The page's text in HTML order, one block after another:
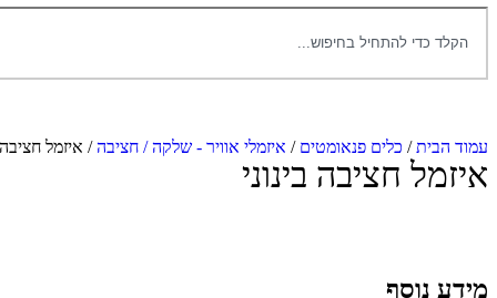
עמוד הבית/ כלים פנאומטים / איזמלי אוויר - שלקה / חציבה/ איזמל‭ ‬חציבה‭ ‬בינוני
איזמל‭ ‬חציבה‭ ‬בינוני
מידע נוסף